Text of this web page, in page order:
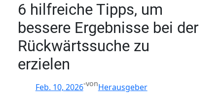
6 hilfreiche Tipps, um
bessere Ergebnisse bei der
Rückwärtssuche zu
erzielen
Feb. 10, 2026-vonHerausgeber